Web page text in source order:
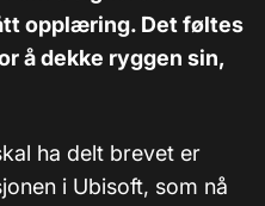
opplæring. Det føltes
å dekke ryggen sin,
ha delt brevet er
i Ubisoft, som nå